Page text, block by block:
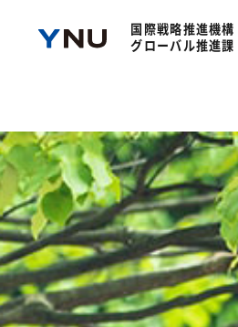
国際戦略推進機構
グローバル推進課
: Undefined array key "c" in/home/global/